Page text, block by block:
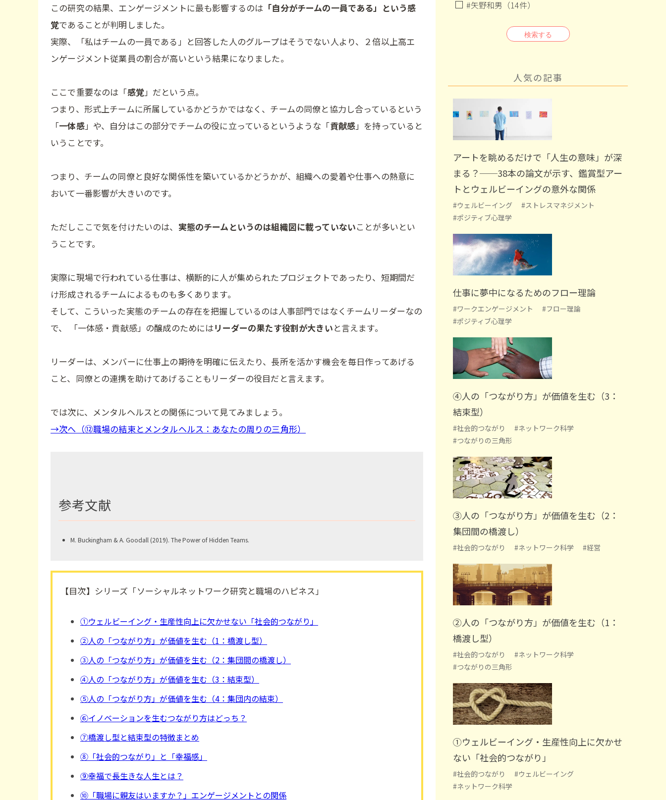
この研究の結果、エンゲージメントに最も影響するのは 「自分がチームの一員である」という感
覚であることが判明しました。
実際、「私はチームの一員である」と回答した人のグループはそうでない人より、２倍以上高エ
ンゲージメント従業員の割合が高いという結果になりました。
ここで重要なのは「感覚 」だという点。
つまり、形式上チームに所属しているかどうかではなく、チームの同僚と協力し合っているという
「一体感」や、自分はこの部分でチームの役に立っているというような「貢献感」を持っていると
いうことです。
つまり、チームの同僚と良好な関係性を築いているかどうかが、組織への愛着や仕事への熱意に
おいて一番影響が大きいのです。
ただしここで気を付けたいのは、 実態のチームというのは組織図に載っていないことが多いとい
うことです。
実際に現場で行われている仕事は、横断的に人が集められたプロジェクトであったり、短期間だ
け形成されるチームによるものも多くあります。
そして、こういった実態のチームの存在を把握しているのは人事部門ではなくチームリーダーなの
で、 「一体感・貢献感」の醸成のためにはリーダーの果たす役割が大きいと言えます。
リーダーは、メンバーに仕事上の期待を明確に伝えたり、長所を活かす機会を毎日作ってあげる
こと、同僚との連携を助けてあげることもリーダーの役目だと言えます。
では次に、メンタルヘルスとの関係について見てみましょう。
→次へ（⑫職場の結束とメンタルヘルス：あなたの周りの三角形）
参考文献
M. Buckingham & A. Goodall (2019). The Power of Hidden Teams.
【目次】シリーズ「ソーシャルネットワーク研究と職場のハピネス」
①ウェルビーイング・生産性向上に欠かせない「社会的つながり」
②人の「つながり方」が価値を生む（1：橋渡し型）
③人の「つながり方」が価値を生む（2：集団間の橋渡し）
④人の「つながり方」が価値を生む（3：結束型）
⑤人の「つながり方」が価値を生む（4：集団内の結束）
⑥イノベーションを生むつながり方はどっち？
⑦橋渡し型と結束型の特徴まとめ
⑧「社会的つながり」と「幸福感」
⑨幸福で長生きな人生とは？
⑩「職場に親友はいますか？」エンゲージメントとの関係
#矢野和男（14件）
検索する
人気の記事
アートを眺めるだけで「人生の意味」が深
まる？──38本の論文が示す、鑑賞型アー
トとウェルビーイングの意外な関係
#ウェルビーイング
#ストレスマネジメント
#ポジティブ心理学
仕事に夢中になるためのフロー理論
#ワークエンゲージメント
#フロー理論
#ポジティブ心理学
④人の「つながり方」が価値を生む（3：
結束型）
#社会的つながり
#ネットワーク科学
#つながりの三角形
③人の「つながり方」が価値を生む（2：
集団間の橋渡し）
#社会的つながり #ネットワーク科学 #経営
②人の「つながり方」が価値を生む（1：
橋渡し型）
#社会的つながり
#ネットワーク科学
#つながりの三角形
①ウェルビーイング・生産性向上に欠かせ
ない「社会的つながり」
#社会的つながり
#ウェルビーイング
#ネットワーク科学